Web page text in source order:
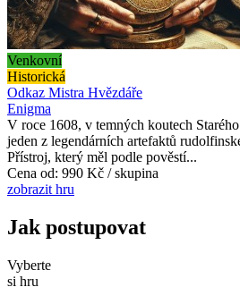
Venkovní
Historická
Odkaz Mistra Hvězdáře
Enigma
V roce 1608, v temných koutech
jeden z legendárních artefaktů
Přístroj, který měl podle pověstí...
Cena od: 990 Kč / skupina
zobrazit hru
Jak postupovat
Vyberte
si hru